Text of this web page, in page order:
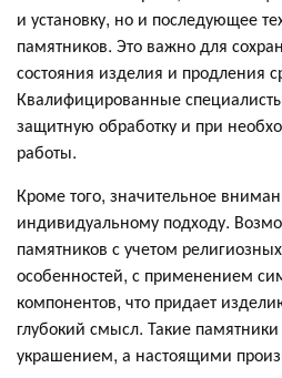
и установку, но и последующее
памятников. Это важно для
состояния изделия и продления
Квалифицированные
защитную обработку и при
работы.
Кроме того, значительное
индивидуальному подходу.
памятников с учетом
особенностей, с применением
компонентов, что придает
глубокий смысл. Такие памятники
украшением, а настоящими